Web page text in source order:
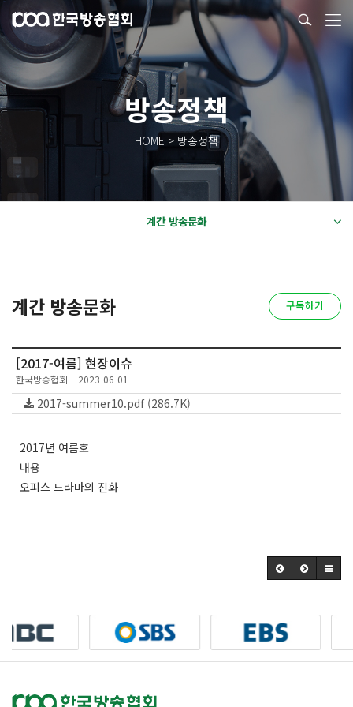
방송정책
HOME > 방송정책
계간 방송문화
계간 방송문화 구독하기
[2017-여름] 현장이슈
한국방송협회 2023-06-01
2017-summer10.pdf (286.7K)
2017년 여름호
내용
오피스 드라마의 진화